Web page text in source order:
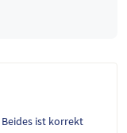
Beides ist korrekt